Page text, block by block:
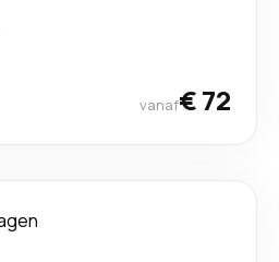
vanaf€ 72